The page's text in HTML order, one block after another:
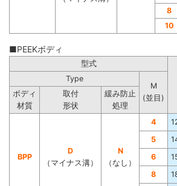
8
10
■PEEKボディ
型式
Type
M
(並目)
ボディ
材質
取付
形状
緩み防止
処理
BPP
D
（マイナス溝）
N
（なし）
4
5
6
8